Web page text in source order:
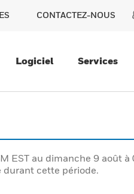
CONTACTEZ-NOUS
Logiciel Services
au dimanche 9 août
durant cette période.